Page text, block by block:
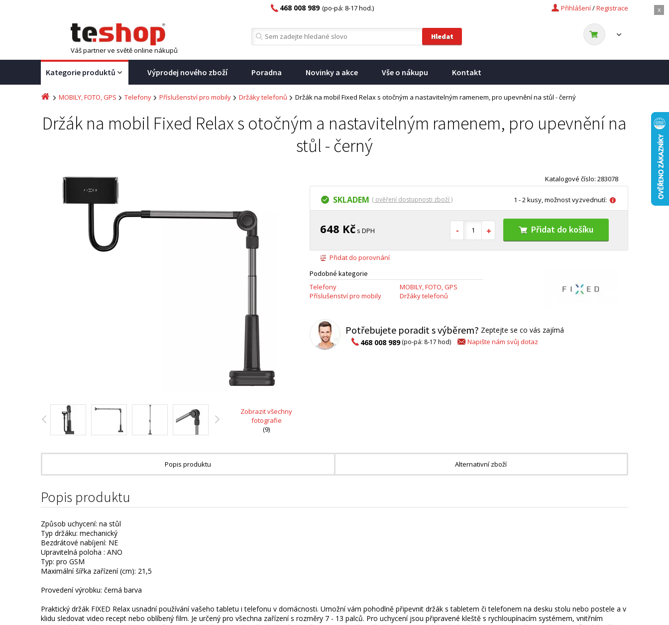
x
Registrace
/
Přihlášení
468 008 989 (po-pá: 8-17 hod.)
Váš partner ve světě online nákupů
Kategorie produktů Výprodej nového zboží Poradna Novinky a akce Vše o nákupu Kontakt
MOBILY, FOTO, GPS Telefony Příslušenství pro mobily Držáky telefonů Držák na mobil Fixed Relax s otočným a nastavitelným ramenem, pro upevnění na stůl - černý
Držák na mobil Fixed Relax s otočným a nastavitelným ramenem, pro upevnění na
stůl - černý
Zobrazit všechny
fotografie
(9)
Katalogové číslo: 283078
SKLADEM ( ověření dostupnosti zboží ) 1 - 2 kusy, možnost vyzvednutí:
648 Kč s DPH Přidat do košíku
Přidat do porovnání
Podobné kategorie
Telefony
Příslušenství pro mobily
MOBILY, FOTO, GPS
Držáky telefonů
Potřebujete poradit s výběrem? Zeptejte se co vás zajímá
468 008 989(po-pá: 8-17 hod) Napište nám svůj dotaz
Popis produktu Alternativní zboží
Popis produktu
Způsob uchycení: na stůl
Typ držáku: mechanický
Bezdrátové nabíjení: NE
Upravitelná poloha : ANO
Typ: pro GSM
Maximální šířka zařízení (cm): 21,5
Provedení výrobku: černá barva
Praktický držák FIXED Relax usnadní používání vašeho tabletu i telefonu v domácnosti. Umožní vám pohodlně připevnit držák s tabletem či telefonem na desku stolu nebo postele a v
klidu sledovat video recept nebo oblíbený film. Je určený pro všechna zařízení s rozměry 7 - 13 palců. Pro uchycení jsou připravené kleště s rychloupínacím systémem, vnitřním